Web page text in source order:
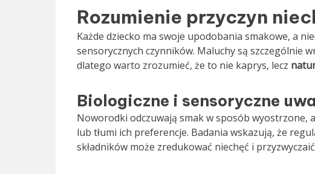
Rozumienie przyczyn
Każde dziecko ma swoje upodobania smakowe, a
sensorycznych czynników. Maluchy są szczególnie
dlatego warto zrozumieć, że to nie kaprys, lecz
Biologiczne i sensoryczne
Noworodki odczuwają smak w sposób wyostrzone,
lub tłumi ich preferencje. Badania wskazują, że
składników może zredukować niechęć i